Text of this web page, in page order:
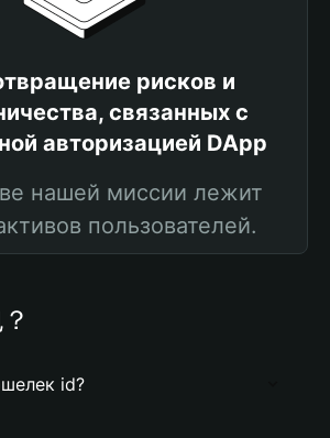
рисков и
связанных с
авторизацией DApp
нашей миссии лежит
пользователей.
id?